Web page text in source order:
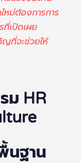
หม่ต้องการการ
เปิดเผย
ญที่จะช่วยให้
ม HR
นฐาน